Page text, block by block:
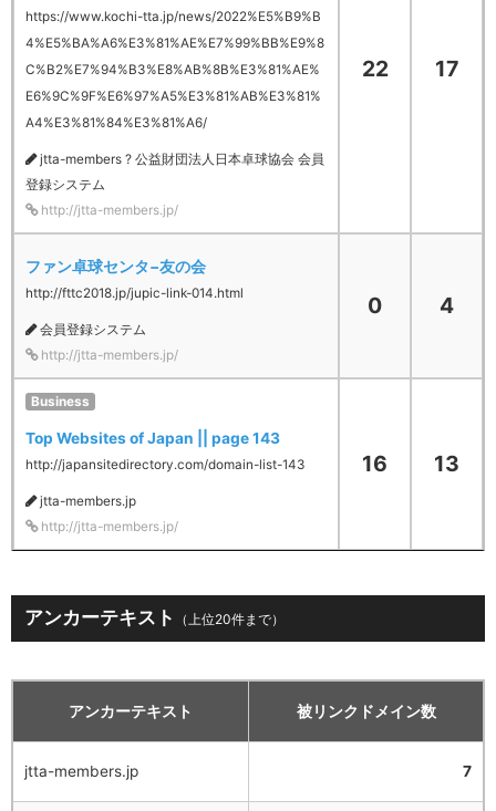
https://www.kochi-tta.jp/news/2022%E5%B9%B
4%E5%BA%A6%E3%81%AE%E7%99%BB%E9%8
C%B2%E7%94%B3%E8%AB%8B%E3%81%AE%
E6%9C%9F%E6%97%A5%E3%81%AB%E3%81%
A4%E3%81%84%E3%81%A6/
jtta-members ? 公益財団法人日本卓球協会 会員
登録システム
http://jtta-members.jp/
22 17
ファン卓球センタ−友の会
http://fttc2018.jp/jupic-link-014.html
会員登録システム
http://jtta-members.jp/
0 4
Business
Top Websites of Japan || page 143
http://japansitedirectory.com/domain-list-143
jtta-members.jp
http://jtta-members.jp/
16 13
アンカーテキスト （上位20件まで）
アンカーテキスト 被リンクドメイン数
jtta-members.jp 7